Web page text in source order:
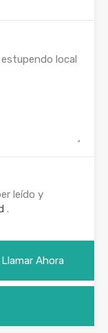
leído y
.
Llamar Ahora